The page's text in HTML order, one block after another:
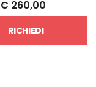
€ 260,00
RICHIEDI